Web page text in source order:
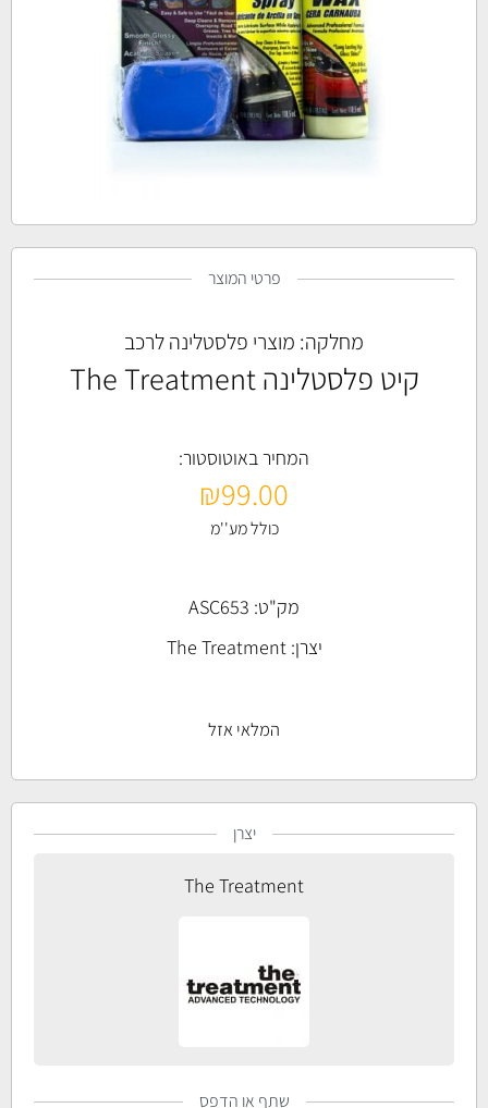
פרטי המוצר
מחלקה: מוצרי פלסטלינה לרכב
קיט פלסטלינה The Treatment
המחיר באוטוסטור:
₪99.00
כולל מע''מ
מק"ט: ASC653
יצרן:The Treatment
המלאי אזל
יצרן
The Treatment
שתף או הדפס